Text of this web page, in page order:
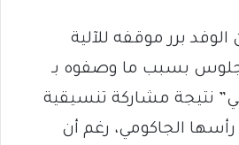
برر موقفه للآلية
بسبب ما وصفوه بـ
نتيجة مشاركة تنسيقية
الجاكومي، رغم أن